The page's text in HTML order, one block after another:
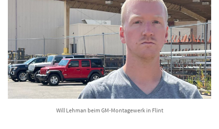
Will Lehman beim GM-Montagewerk in Flint